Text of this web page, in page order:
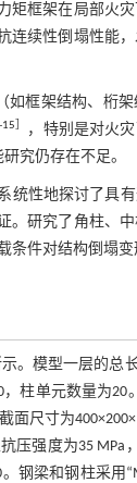
矩框架在局部火
连续性倒塌性能
框架结构、桁
-15
，特别是对火
究仍存在不足。
统性地探讨了具
。研究了角柱、
件对结构倒塌变
。模型一层的总
柱单元数量为20
尺寸为
压强度为35 MPa
钢梁和钢柱采用